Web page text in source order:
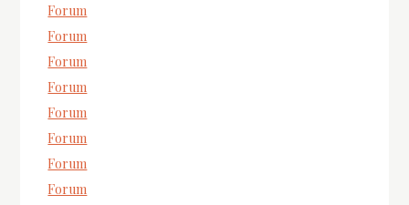
Forum
Forum
Forum
Forum
Forum
Forum
Forum
Forum